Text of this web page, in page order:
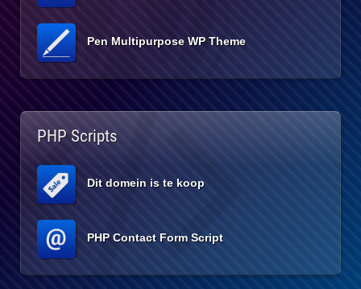
Pen Multipurpose WP Theme
PHP Scripts
Dit domein is te koop
PHP Contact Form Script